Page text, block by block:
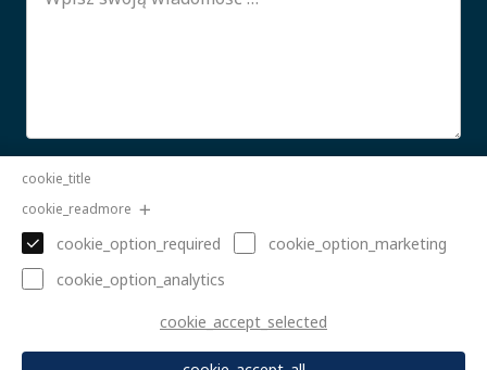
Wyrażam zgodę na przetwarzanie moich danych
osobowych.
Wyślij
cookie_title
cookie_readmore
cookie_option_required
cookie_option_marketing
cookie_option_analytics
cookie_accept_selected